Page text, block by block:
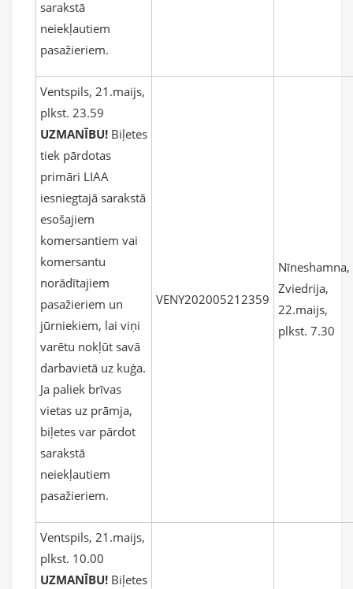
sarakstā
neiekļautiem
pasažieriem.
Ventspils, 21.maijs,
plkst. 23.59
UZMANĪBU! Biļetes
tiek pārdotas
primāri LIAA
iesniegtajā sarakstā
esošajiem
komersantiem vai
komersantu
norādītajiem
pasažieriem un
jūrniekiem, lai viņi
varētu nokļūt savā
darbavietā uz kuģa.
Ja paliek brīvas
vietas uz prāmja,
biļetes var pārdot
sarakstā
neiekļautiem
pasažieriem.
VENY202005212359
Nīneshamna,
Zviedrija,
22.maijs,
plkst. 7.30
Ventspils, 21.maijs,
plkst. 10.00
UZMANĪBU! Biļetes